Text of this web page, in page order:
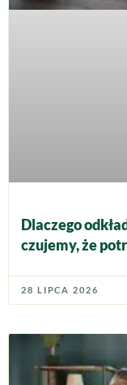
Dlaczego
czujemy, że
28 LIPCA 2026